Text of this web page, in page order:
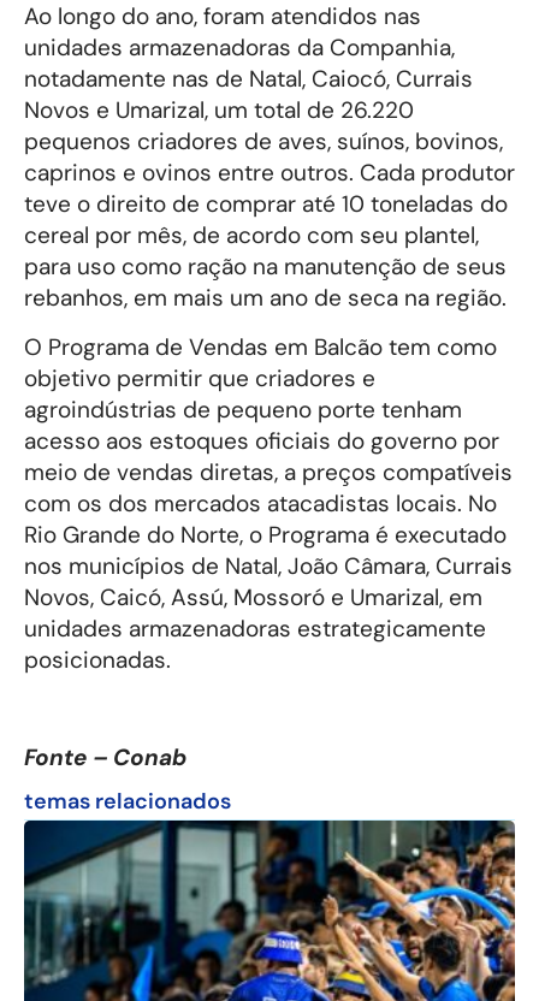
Ao longo do ano, foram atendidos nas
unidades armazenadoras da Companhia,
notadamente nas de Natal, Caiocó, Currais
Novos e Umarizal, um total de 26.220
pequenos criadores de aves, suínos, bovinos,
caprinos e ovinos entre outros. Cada produtor
teve o direito de comprar até 10 toneladas do
cereal por mês, de acordo com seu plantel,
para uso como ração na manutenção de seus
rebanhos, em mais um ano de seca na região.
O Programa de Vendas em Balcão tem como
objetivo permitir que criadores e
agroindústrias de pequeno porte tenham
acesso aos estoques oficiais do governo por
meio de vendas diretas, a preços compatíveis
com os dos mercados atacadistas locais. No
Rio Grande do Norte, o Programa é executado
nos municípios de Natal, João Câmara, Currais
Novos, Caicó, Assú, Mossoró e Umarizal, em
unidades armazenadoras estrategicamente
posicionadas.
Fonte – Conab
temas relacionados